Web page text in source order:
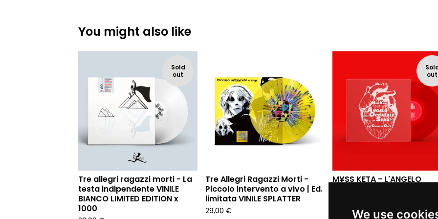
We use
You might also like
Sold
out
Tre allegri ragazzi morti - La
testa indipendente VINILE
BIANCO LIMITED EDITION x
1000
Tre Allegri Ragazzi Morti -
Piccolo intervento a vivo | Ed.
limitata VINILE SPLATTER
29,00 €
out
M¥SS KETA - L'ANGELO
555 copie LP)